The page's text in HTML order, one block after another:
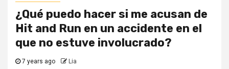
¿Qué puedo hacer si me acusan de
Hit and Run en un accidente en el
que no estuve involucrado?
7 years ago Lia